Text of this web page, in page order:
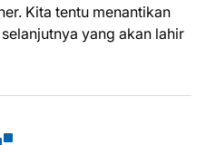
Kita tentu menantikan
yang akan lahir